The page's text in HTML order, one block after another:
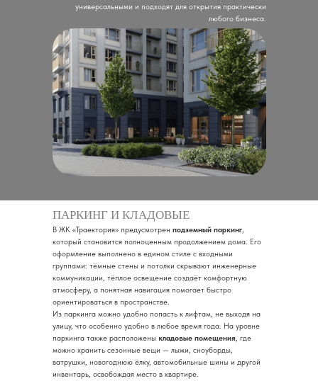
универсальными и подходят для открытия практически
любого бизнеса.
В ЖК «Траектория» предусмотрен подземный паркинг,
который становится полноценным продолжением дома. Его
оформление выполнено в едином стиле с входными
группами: тёмные стены и потолки скрывают инженерные
коммуникации, тёплое освещение создаёт комфортную
атмосферу, а понятная навигация помогает быстро
ориентироваться в пространстве.
Из паркинга можно удобно попасть к лифтам, не выходя на
улицу, что особенно удобно в любое время года. На уровне
паркинга также расположены кладовые помещения, где
можно хранить сезонные вещи — лыжи, сноуборды,
ватрушки, новогоднюю ёлку, автомобильные шины и другой
инвентарь, освобождая место в квартире.
ПАРКИНГ И КЛАДОВЫЕ